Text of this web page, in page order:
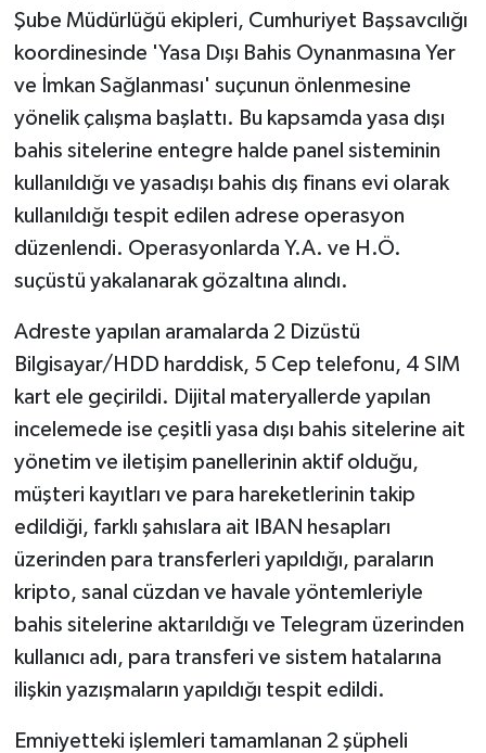
Şube Müdürlüğü ekipleri, Cumhuriyet Başsavcılığı
koordinesinde 'Yasa Dışı Bahis Oynanmasına Yer
ve İmkan Sağlanması' suçunun önlenmesine
yönelik çalışma başlattı. Bu kapsamda yasa dışı
bahis sitelerine entegre halde panel sisteminin
kullanıldığı ve yasadışı bahis dış finans evi olarak
kullanıldığı tespit edilen adrese operasyon
düzenlendi. Operasyonlarda Y.A. ve H.Ö.
suçüstü yakalanarak gözaltına alındı.
Adreste yapılan aramalarda 2 Dizüstü
Bilgisayar/HDD harddisk, 5 Cep telefonu, 4 SIM
kart ele geçirildi. Dijital materyallerde yapılan
incelemede ise çeşitli yasa dışı bahis sitelerine ait
yönetim ve iletişim panellerinin aktif olduğu,
müşteri kayıtları ve para hareketlerinin takip
edildiği, farklı şahıslara ait IBAN hesapları
üzerinden para transferleri yapıldığı, paraların
kripto, sanal cüzdan ve havale yöntemleriyle
bahis sitelerine aktarıldığı ve Telegram üzerinden
kullanıcı adı, para transferi ve sistem hatalarına
ilişkin yazışmaların yapıldığı tespit edildi.
Emniyetteki işlemleri tamamlanan 2 şüpheli